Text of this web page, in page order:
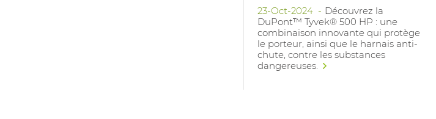
23-Oct-2024
Découvrez la
DuPont™ Tyvek® 500 HP : une
combinaison innovante qui protège
le porteur, ainsi que le harnais anti-
chute, contre les substances
dangereuses.